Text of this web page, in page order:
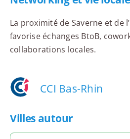
La proximité de Saverne et de
favorise échanges BtoB,
collaborations locales.
CCI Bas-Rhin
Villes autour